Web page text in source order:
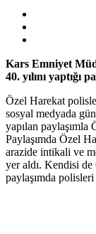
Kars Emniyet
40. yılını yaptığı
Özel Harekat
sosyal medyada
yapılan paylaşımla
Paylaşımda Özel
arazide intikali ve
yer aldı. Kendisi
paylaşımda polisleri